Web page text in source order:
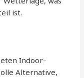
ist.
Indoor-
Alternative,